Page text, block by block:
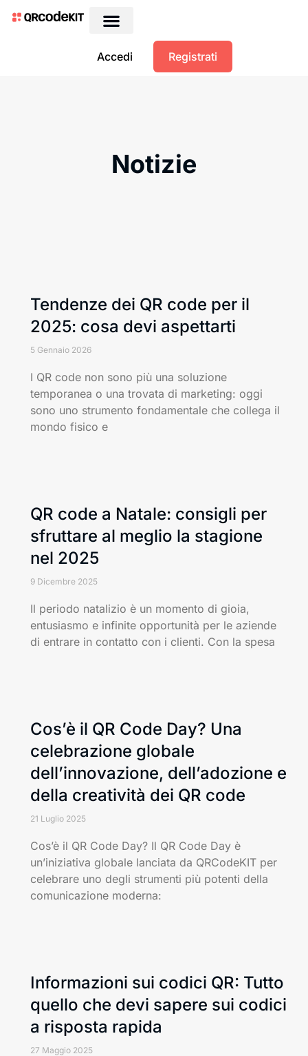
Accedi Registrati
Notizie
Tendenze dei QR code per il
2025: cosa devi aspettarti
5 Gennaio 2026
I QR code non sono più una soluzione
temporanea o una trovata di marketing: oggi
sono uno strumento fondamentale che collega il
mondo fisico e
QR code a Natale: consigli per
sfruttare al meglio la stagione
nel 2025
9 Dicembre 2025
Il periodo natalizio è un momento di gioia,
entusiasmo e infinite opportunità per le aziende
di entrare in contatto con i clienti. Con la spesa
Cos’è il QR Code Day? Una
celebrazione globale
dell’innovazione, dell’adozione e
della creatività dei QR code
21 Luglio 2025
Cos’è il QR Code Day? Il QR Code Day è
un’iniziativa globale lanciata da QRCodeKIT per
celebrare uno degli strumenti più potenti della
comunicazione moderna:
Informazioni sui codici QR: Tutto
quello che devi sapere sui codici
a risposta rapida
27 Maggio 2025